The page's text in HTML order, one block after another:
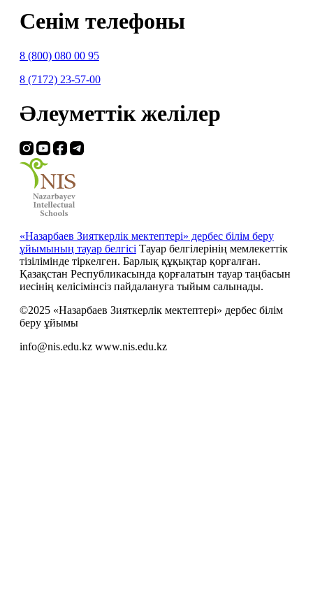
Сенім телефоны
8 (800) 080 00 95
8 (7172) 23-57-00
Әлеуметтік желілер
«Назарбаев Зияткерлік мектептері» дербес білім беру
ұйымының тауар белгісі Тауар белгілерінің мемлекеттік
тізілімінде тіркелген. Барлық құқықтар қорғалған.
Қазақстан Республикасында қорғалатын тауар таңбасын
иесiнiң келiсiмiнсiз пайдалануға тыйым салынады.
©2025 «Назарбаев Зияткерлік мектептері» дербес білім
беру ұйымы
info@nis.edu.kz www.nis.edu.kz